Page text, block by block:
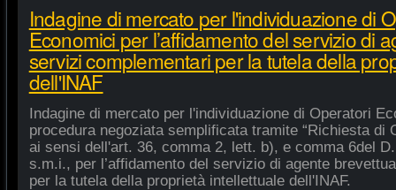
Indagine di mercato per l'individuazione di
Economici per l’affidamento del servizio di
servizi complementari per la tutela della
dell'INAF
Indagine di mercato per l'individuazione di Operatori
procedura negoziata semplificata tramite “Richiesta di
ai sensi dell'art. 36, comma 2, lett. b), e comma 6del
s.m.i., per l’affidamento del servizio di agente
per la tutela della proprietà intellettuale dell'INAF.